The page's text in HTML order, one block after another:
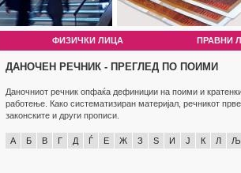
ФИЗИЧКИ ЛИЦА ПРАВНИ
ДАНОЧЕН РЕЧНИК - ПРЕГЛЕД ПО ПОИМИ
Даночниот речник опфаќа дефиниции на поими и
работење. Како систематизиран материјал, речникот
законските и други прописи.
А Б В Г Д Ѓ Е Ж З Ѕ И Ј К Л Љ